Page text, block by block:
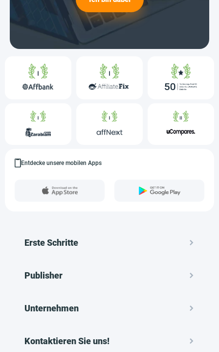
Entdecke unsere mobilen Apps
Erste Schritte
Publisher
Unternehmen
Kontaktieren Sie uns!